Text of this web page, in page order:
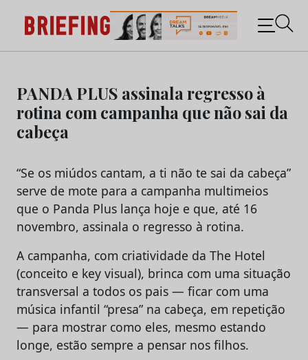
content
Briefing: Todas as notícias sobre os negócios do
Marketing e da Publicidade
PANDA PLUS assinala regresso à
rotina com campanha que não sai da
cabeça
“Se os miúdos cantam, a ti não te sai da cabeça”
serve de mote para a campanha multimeios
que o Panda Plus lança hoje e que, até 16
novembro, assinala o regresso à rotina.
A campanha, com criatividade da The Hotel
(conceito e key visual), brinca com uma situação
transversal a todos os pais — ficar com uma
música infantil “presa” na cabeça, em repetição
— para mostrar como eles, mesmo estando
longe, estão sempre a pensar nos filhos.